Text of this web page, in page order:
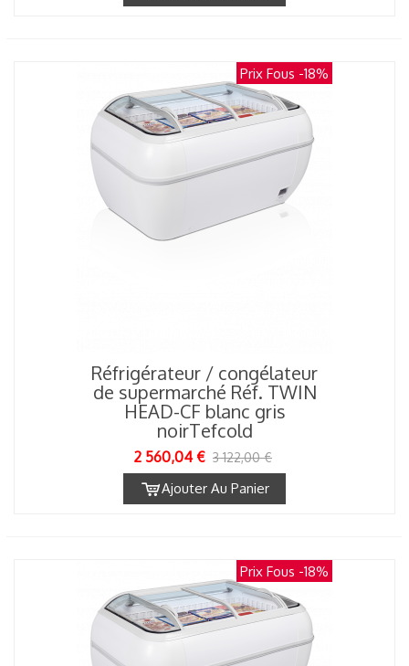
Prix Fous -18%
Réfrigérateur / congélateur
de supermarché Réf. TWIN
HEAD-CF blanc gris
noirTefcold
2 560,04 € 3 122,00 €
Ajouter Au Panier
Prix Fous -18%